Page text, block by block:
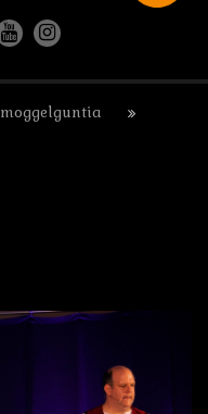
moggelguntia